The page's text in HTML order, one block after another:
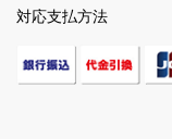
対応支払方法